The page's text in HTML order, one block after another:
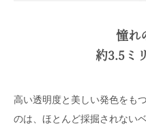
憧れ
約3.5ミ
高い透明度と美しい発色をも
のは、ほとんど採掘されない